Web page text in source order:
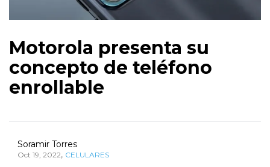
Motorola presenta su
concepto de teléfono
enrollable
Soramir Torres
Oct 19, 2022, CELULARES